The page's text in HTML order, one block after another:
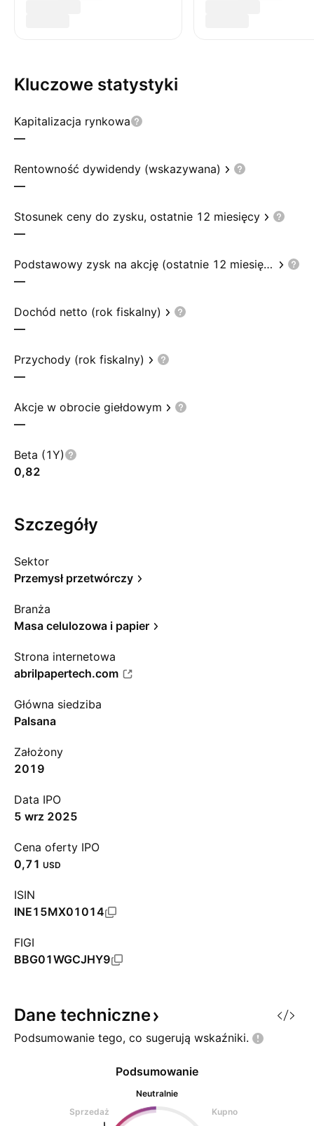
Kluczowe statystyki
Kapitalizacja rynkowa
—
Rentowność dywidendy (wskazywana)
—
Stosunek ceny do zysku, ostatnie 12 miesięcy
—
Podstawowy zysk na akcję (ostatnie 12 miesięcy)
—
Dochód netto (rok fiskalny)
—
Przychody (rok fiskalny)
—
Akcje w obrocie giełdowym
—
Beta (1Y)
0,82
Szczegóły
Sektor
Przemysł przetwórczy
Branża
Masa celulozowa i papier
Strona internetowa
abrilpapertech.com
Główna siedziba
Palsana
Założony
2019
Data IPO
5 wrz 2025
Cena oferty IPO
0,71 USD
ISIN
INE15MX01014
FIGI
BBG01WGCJHY9
Dane techniczne
Podsumowanie tego, co sugerują wskaźniki.
Podsumowanie
Neutralnie
Sprzedaż
Kupno